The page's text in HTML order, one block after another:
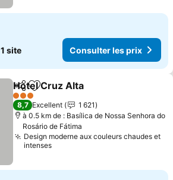
1 site Consulter les prix
PartagerAjouter à mes favoris
Hotel Cruz Alta
3 Étoiles
8,7 Excellent
1 621
à 0.5 km de : Basílica de Nossa Senhora do
Rosário de Fátima
Design moderne aux couleurs chaudes et
intenses